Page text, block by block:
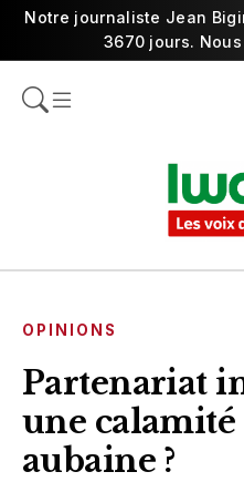
Notre journaliste Jean
3670 jours.
OPINIONS
Partenariat
une
aubaine ?